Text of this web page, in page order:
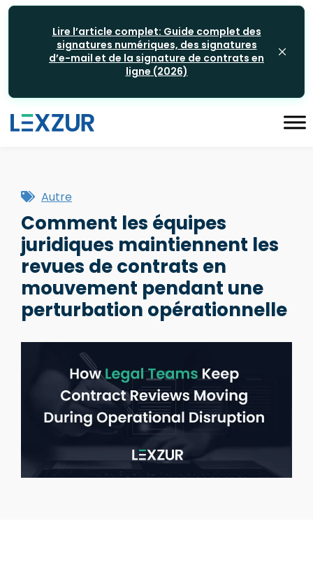
Lire l’article complet: Guide complet des
signatures numériques, des signatures
d’e-mail et de la signature de contrats en
ligne (2026)
Autre
Comment les équipes
juridiques maintiennent les
revues de contrats en
mouvement pendant une
perturbation opérationnelle